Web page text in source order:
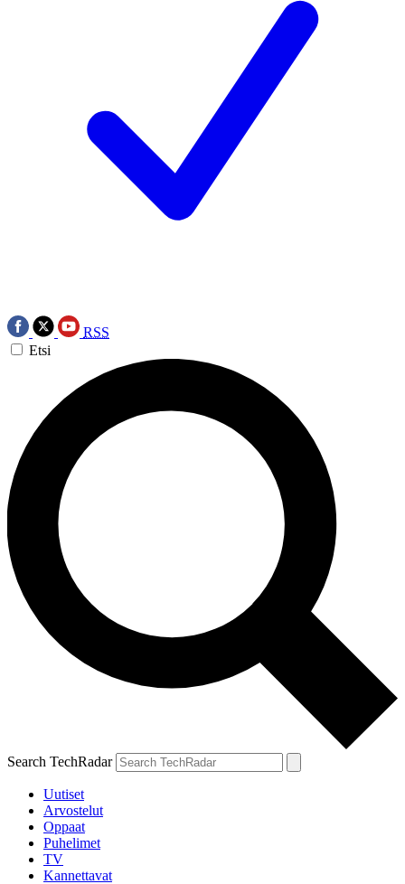
RSS
Etsi
Search TechRadar
Uutiset
Arvostelut
Oppaat
Puhelimet
TV
Kannettavat